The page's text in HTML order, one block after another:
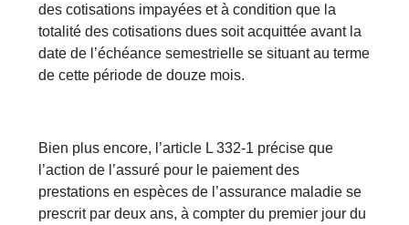
des cotisations impayées et à condition que la
totalité des cotisations dues soit acquittée avant la
date de l’échéance semestrielle se situant au terme
de cette période de douze mois.
Bien plus encore, l’article L 332-1 précise que
l’action de l’assuré pour le paiement des
prestations en espèces de l’assurance maladie se
prescrit par deux ans, à compter du premier jour du